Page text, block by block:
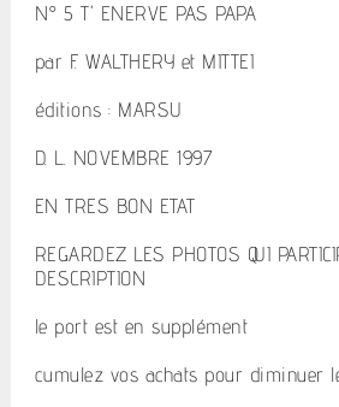
N° 5 T' ENERVE PAS PAPA
par F. WALTHERY et MITTEI
éditions : MARSU
D. L. NOVEMBRE 1997
EN TRES BON ETAT
REGARDEZ LES PHOTOS QUI
DESCRIPTION
le port est en supplément
cumulez vos achats pour diminuer